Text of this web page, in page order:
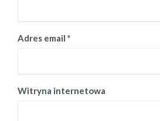
Adres email *
Witryna internetowa